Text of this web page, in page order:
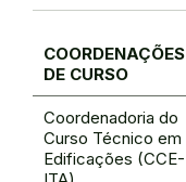
COORDENAÇÕES
DE CURSO
Coordenadoria do
Curso Técnico em
Edificações (CCE-